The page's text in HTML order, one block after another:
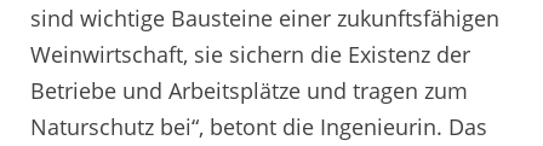
sind wichtige Bausteine einer zukunftsfähigen
Weinwirtschaft, sie sichern die Existenz der
Betriebe und Arbeitsplätze und tragen zum
Naturschutz bei“, betont die Ingenieurin. Das